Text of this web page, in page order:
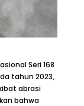
Seri 168
tahun 2023,
abrasi
bahwa